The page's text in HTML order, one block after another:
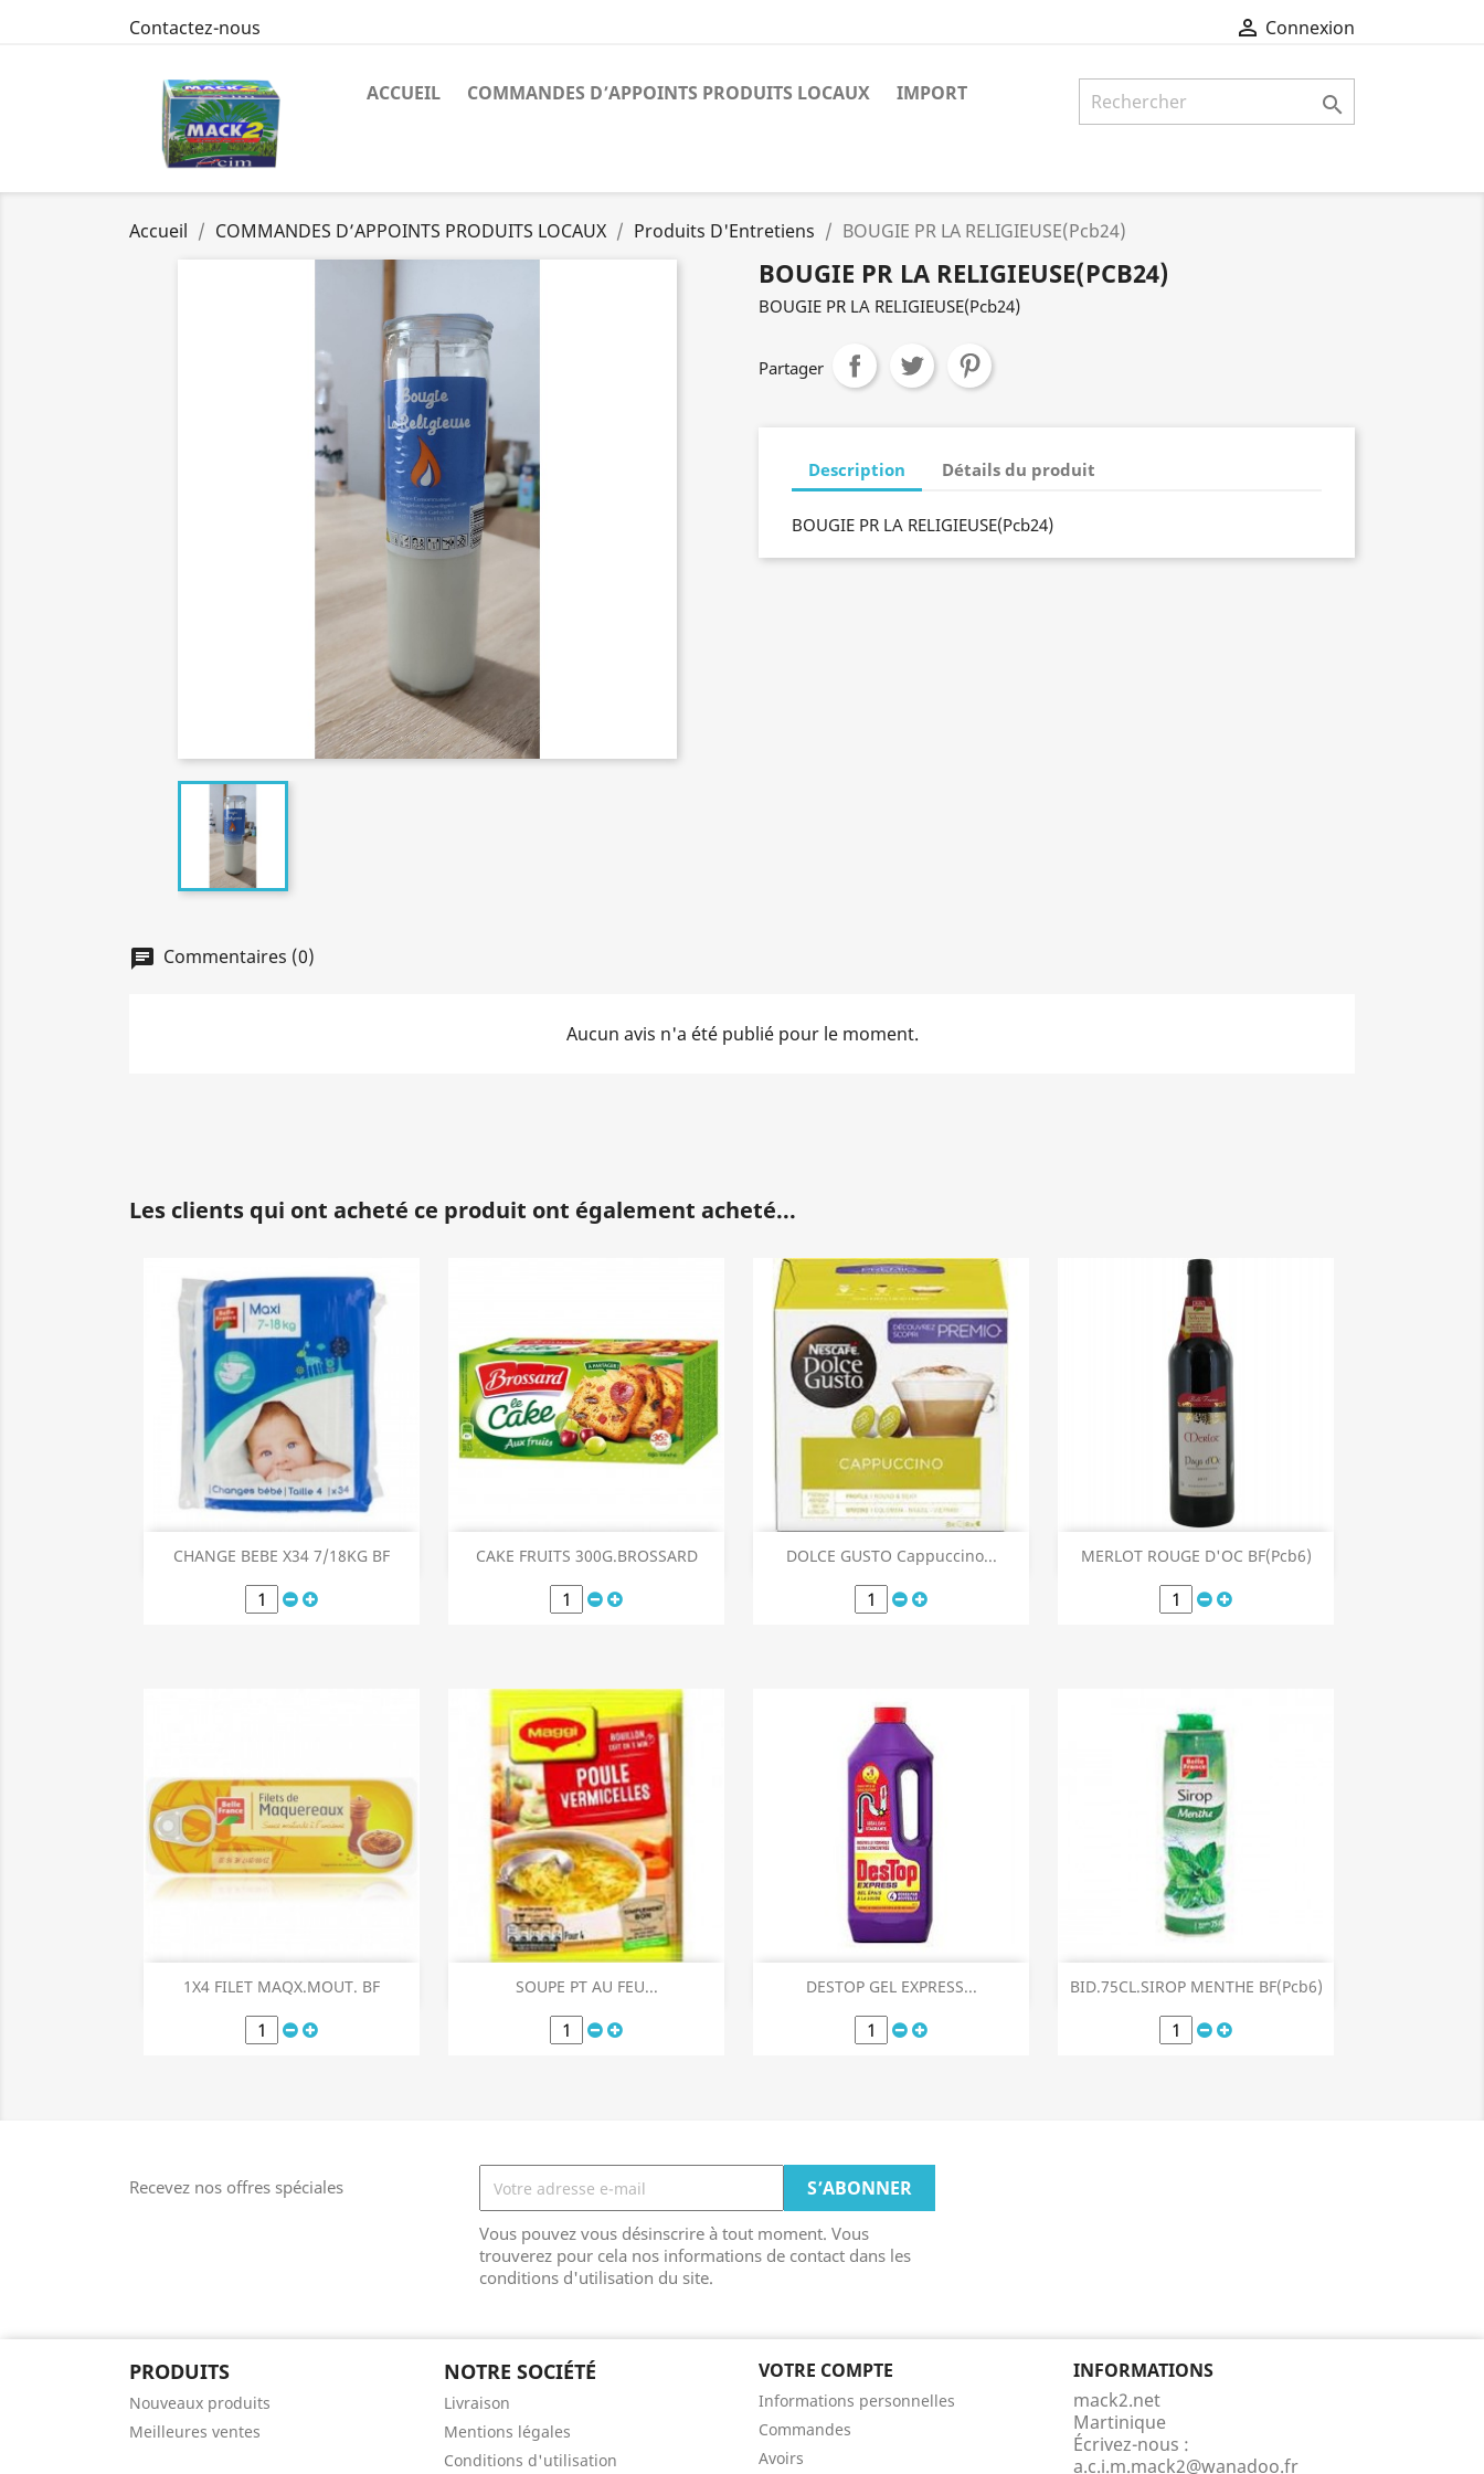
Contactez-nous  Connexion
ACCUEIL COMMANDES D’APPOINTS PRODUITS LOCAUX IMPORT 
Accueil COMMANDES D’APPOINTS PRODUITS LOCAUX Produits D'Entretiens BOUGIE PR LA RELIGIEUSE(Pcb24)
BOUGIE PR LA RELIGIEUSE(PCB24)
BOUGIE PR LA RELIGIEUSE(Pcb24)
Partager
Description Détails du produit
BOUGIE PR LA RELIGIEUSE(Pcb24)
chat Commentaires (0)
Aucun avis n'a été publié pour le moment.
Les clients qui ont acheté ce produit ont également acheté...
CHANGE BEBE X34 7/18KG BF
Aperçu rapide CAKE FRUITS 300G.BROSSARD
Aperçu rapide DOLCE GUSTO Cappuccino...
Aperçu rapide MERLOT ROUGE D'OC BF(Pcb6)
 Aperçu rapide
1X4 FILET MAQX.MOUT. BF
Aperçu rapide SOUPE PT AU FEU...
Aperçu rapide DESTOP GEL EXPRESS...
Aperçu rapide BID.75CL.SIROP MENTHE BF(Pcb6)
Aperçu rapide
Recevez nos offres spéciales
Vous pouvez vous désinscrire à tout moment. Vous
trouverez pour cela nos informations de contact dans les
conditions d'utilisation du site.
PRODUITS
Nouveaux produits
Meilleures ventes
NOTRE SOCIÉTÉ
Livraison
Mentions légales
Conditions d'utilisation
VOTRE COMPTE
Informations personnelles
Commandes
Avoirs
INFORMATIONS
mack2.net
Martinique
Écrivez-nous :
a.c.i.m.mack2@wanadoo.fr